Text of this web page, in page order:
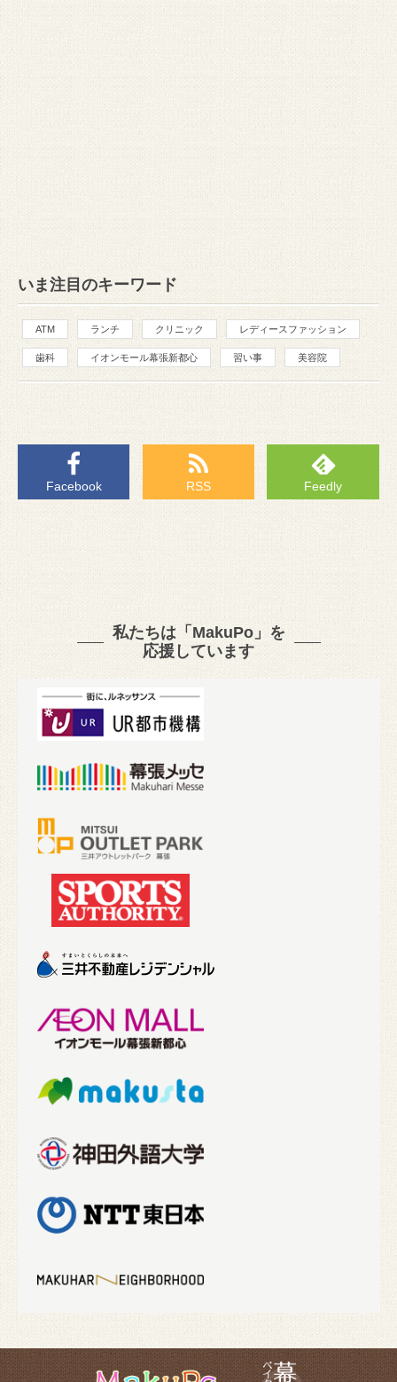
いま注目のキーワード
ATM ランチ クリニック レディースファッション
歯科 イオンモール幕張新都心 習い事 美容院
Facebook RSS Feedly
私たちは「MakuPo」を
応援しています